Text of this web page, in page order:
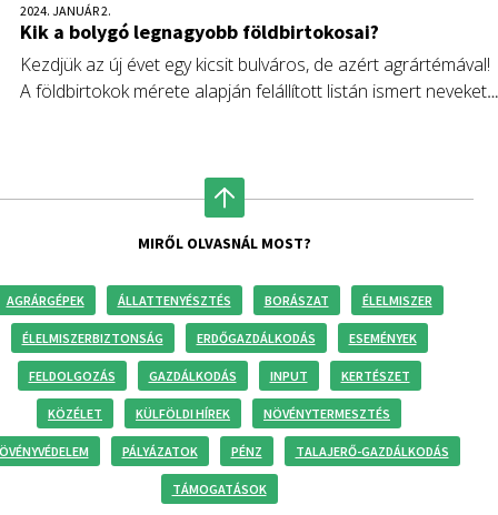
2024. JANUÁR 2.
Kik a bolygó legnagyobb földbirtokosai?
Kezdjük az új évet egy kicsit bulváros, de azért agrártémával!
A földbirtokok mérete alapján felállított listán ismert neveket
Zoltán. az Erste Agrár Központ vezető agrárszakértője
cikkében sorra veszi, kinek a kezében vannak e súlyos
MIRŐL OLVASNÁL MOST?
AGRÁRGÉPEK ÁLLATTENYÉSZTÉS BORÁSZAT ÉLELMISZER
ÉLELMISZERBIZTONSÁG ERDŐGAZDÁLKODÁS ESEMÉNYEK
FELDOLGOZÁS GAZDÁLKODÁS INPUT KERTÉSZET
KÖZÉLET KÜLFÖLDI HÍREK NÖVÉNYTERMESZTÉS
PÁLYÁZATOK PÉNZ TALAJERŐ-GAZDÁLKODÁS
TÁMOGATÁSOK